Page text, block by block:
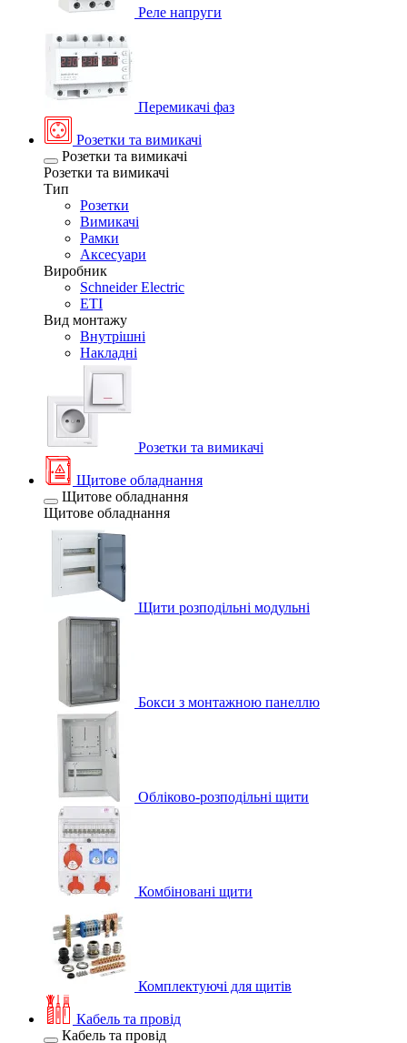
Реле напруги
Перемикачі фаз
Розетки та вимикачі
Розетки та вимикачі
Розетки та вимикачі
Тип
Розетки
Вимикачі
Рамки
Аксесуари
Виробник
Schneider Electric
ETI
Вид монтажу
Внутрішні
Накладні
Розетки та вимикачі
Щитове обладнання
Щитове обладнання
Щитове обладнання
Щити розподільні модульні
Бокси з монтажною панеллю
Обліково-розподільні щити
Комбіновані щити
Комплектуючі для щитів
Кабель та провід
Кабель та провід